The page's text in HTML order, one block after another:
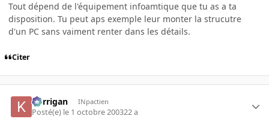
Tout dépend de l'équipement infoamtique que tu as a ta
disposition. Tu peut aps exemple leur monter la strucutre
d'un PC sans vaiment renter dans les détails.
Citer
korrigan INpactien
Posté(e) le 1 octobre 200322 a